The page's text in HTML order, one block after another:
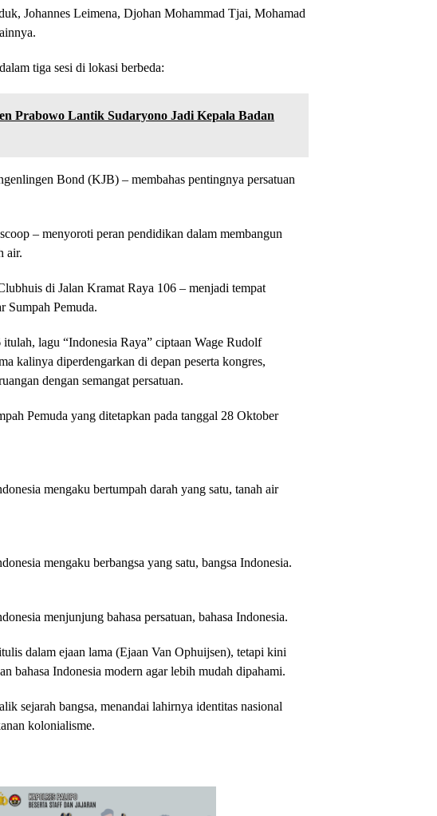
Johannes Leimena, Djohan Mohammad Tjai, Mohamad
tiga sesi di lokasi berbeda:
Prabowo Lantik Sudaryono Jadi Kepala Badan
Bond (KJB) – membahas pentingnya persatuan
– menyoroti peran pendidikan dalam membangun
air.
di Jalan Kramat Raya 106 – menjadi tempat
Sumpah Pemuda.
lagu “Indonesia Raya” ciptaan Wage Rudolf
kalinya diperdengarkan di depan peserta kongres,
dengan semangat persatuan.
Pemuda yang ditetapkan pada tanggal 28 Oktober
mengaku bertumpah darah yang satu, tanah air
mengaku berbangsa yang satu, bangsa Indonesia.
menjunjung bahasa persatuan, bahasa Indonesia.
dalam ejaan lama (Ejaan Van Ophuijsen), tetapi kini
bahasa Indonesia modern agar lebih mudah dipahami.
sejarah bangsa, menandai lahirnya identitas nasional
kolonialisme.